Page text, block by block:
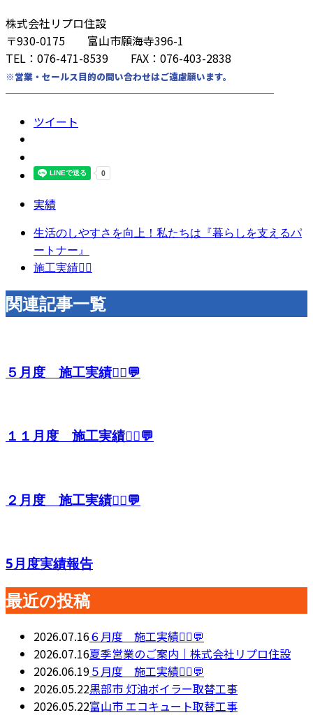
株式会社リプロ住設
〒930-0175 富山市願海寺396-1
TEL：076-471-8539 FAX：076-403-2838
※営業・セールス目的の問い合わせはご遠慮願います。
────────────────────────
ツイート
実績
生活のしやすさを向上！私たちは『暮らしを支えるパ
ートナー』
施工実績👷‍♀️
関連記事一覧
５月度 施工実績👷‍♂️💬
１１月度 施工実績👷‍♂️💬
２月度 施工実績👷‍♂️💬
5月度実績報告
最近の投稿
2026.07.16６月度 施工実績👷‍♂️💬
2026.07.16夏季営業のご案内｜株式会社リプロ住設
2026.06.19５月度 施工実績👷‍♂️💬
2026.05.22黒部市 灯油ボイラー取替工事
2026.05.22富山市 エコキュート取替工事